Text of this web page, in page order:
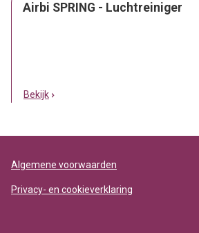
Airbi SPRING - Luchtreiniger
Bekijk
Algemene voorwaarden
Privacy- en cookieverklaring